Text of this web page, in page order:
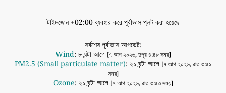
টাইমজোন +02:00 ব্যবহার করে পূর্বাভাস প্লট করা হয়েছে
সর্বশেষ পূর্বাভাস আপডেট:
Wind: ৮ ঘন্টা আগে [৭ আগ ২০২৬, দুপুর ৪:৪৮ সময়]
PM2.5 (Small particulate matter): ২১ ঘন্টা আগে [৭ আগ ২০২৬, রাত ৩:৫১
সময়]
Ozone: ২১ ঘন্টা আগে [৭ আগ ২০২৬, রাত ৩:৫৩ সময়]